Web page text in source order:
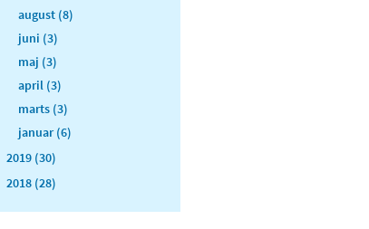
august (8)
juni (3)
maj (3)
april (3)
marts (3)
januar (6)
2019 (30)
2018 (28)